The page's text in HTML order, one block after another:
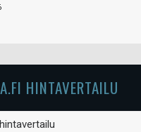
HINTAVERTAILU